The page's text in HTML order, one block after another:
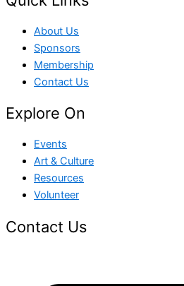
About Us
Sponsors
Membership
Contact Us
Explore On
Events
Art & Culture
Resources
Volunteer
Contact Us